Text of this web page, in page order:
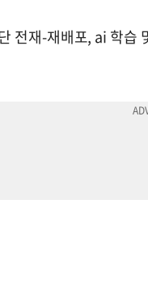
전재-재배포, ai 학습